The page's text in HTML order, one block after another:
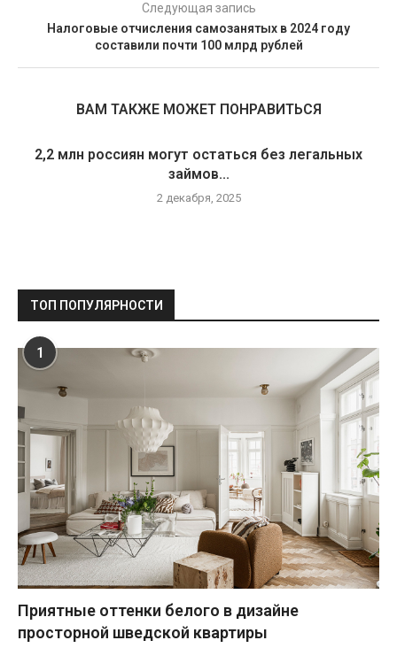
Следующая запись
Налоговые отчисления самозанятых в 2024 году
составили почти 100 млрд рублей
ВАМ ТАКЖЕ МОЖЕТ ПОНРАВИТЬСЯ
2,2 млн россиян могут остаться без легальных
займов...
2 декабря, 2025
ТОП ПОПУЛЯРНОСТИ
1
Приятные оттенки белого в дизайне
просторной шведской квартиры